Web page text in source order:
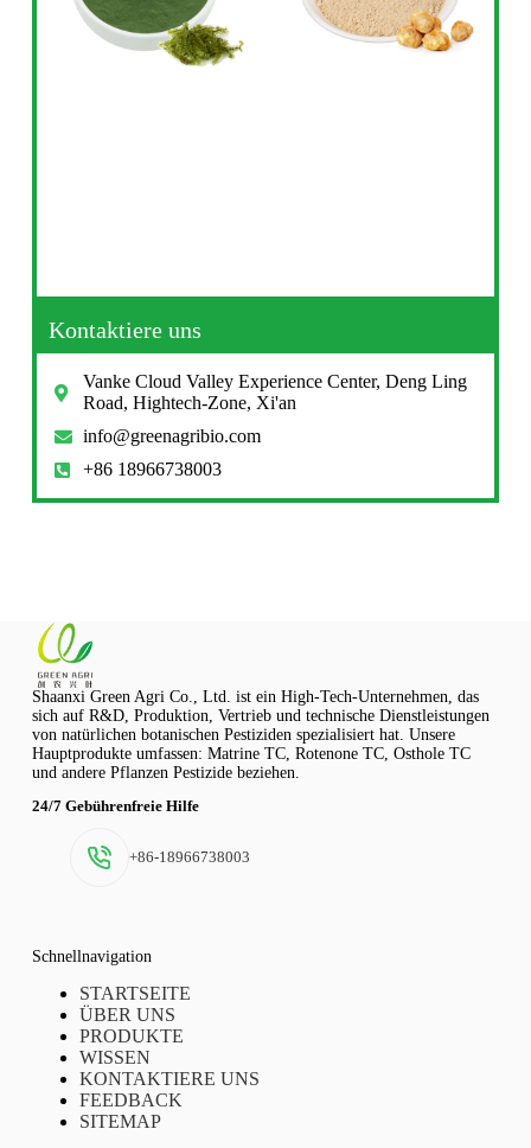
Kontaktiere uns
Vanke Cloud Valley Experience Center, Deng Ling
Road, Hightech-Zone, Xi'an
info@greenagribio.com
+86 18966738003
Shaanxi Green Agri Co., Ltd. ist ein High-Tech-Unternehmen, das
sich auf R&D, Produktion, Vertrieb und technische Dienstleistungen
von natürlichen botanischen Pestiziden spezialisiert hat. Unsere
Hauptprodukte umfassen: Matrine TC, Rotenone TC, Osthole TC
und andere Pflanzen Pestizide beziehen.
24/7 Gebührenfreie Hilfe
+86-18966738003
Schnellnavigation
STARTSEITE
ÜBER UNS
PRODUKTE
WISSEN
KONTAKTIERE UNS
FEEDBACK
SITEMAP